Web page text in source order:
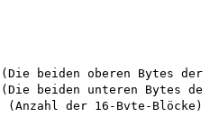
beiden oberen Bytes der
beiden unteren Bytes